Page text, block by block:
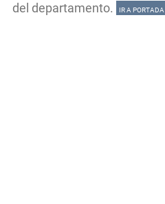
del departamento.
IR A PORTADA